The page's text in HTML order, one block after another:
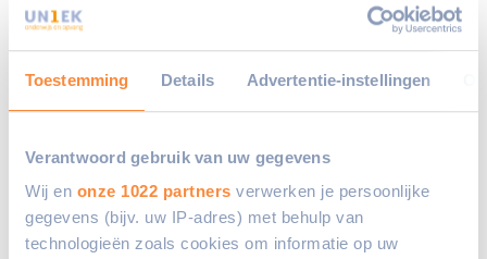
Toestemming Details Advertentie-instellingen
Verantwoord gebruik van uw gegevens
Wij en onze 1022 partners verwerken je persoonlijke
gegevens (bijv. uw IP-adres) met behulp van
technologieën zoals cookies om informatie op uw
Wetgeving